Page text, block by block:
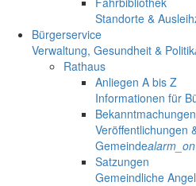
Standorte &
Bürgerservice
Verwaltung, Gesundheit & Politik
Rathaus
Anliegen A bis Z
Informationen für
Bekanntmachungen
Veröffentlichungen
Gemeindealarm_on
Satzungen
Gemeindliche